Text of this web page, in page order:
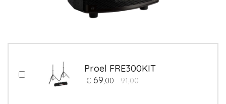
Proel FRE300KIT
€ 69,00 91,00